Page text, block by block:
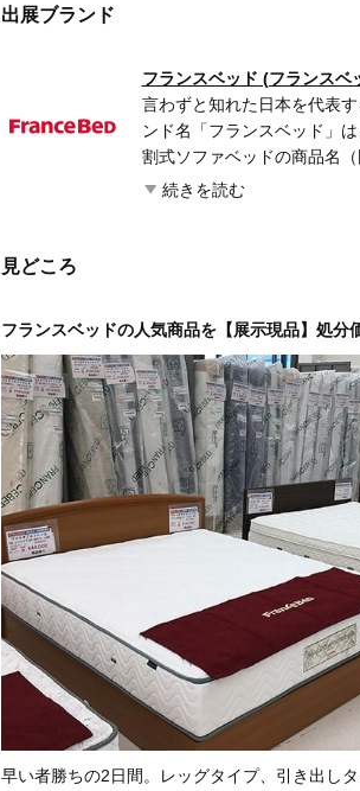
出展ブランド
フランスベッド (フランスベ
言わずと知れた日本を代表
ンド名「フランスベッド」
割式ソファベッドの商品名
本の狭い住宅事情にマッチ
ネをはじめとする国際的な
の影響力は世界へと広がり始
続きを読む
見どころ
フランスベッドの人気商品を【展示現品】処分
早い者勝ちの2日間。レッグタイプ、引き出し